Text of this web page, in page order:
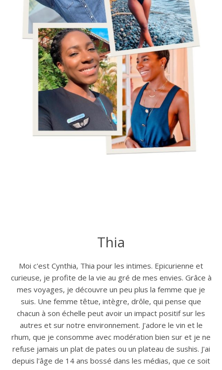
Thia
Moi c'est Cynthia, Thia pour les intimes. Epicurienne et
curieuse, je profite de la vie au gré de mes envies. Grâce à
mes voyages, je découvre un peu plus la femme que je
suis. Une femme têtue, intègre, drôle, qui pense que
chacun à son échelle peut avoir un impact positif sur les
autres et sur notre environnement. J'adore le vin et le
rhum, que je consomme avec modération bien sur et je ne
refuse jamais un plat de pates ou un plateau de sushis. J'ai
depuis l'âge de 14 ans bossé dans les médias, que ce soit